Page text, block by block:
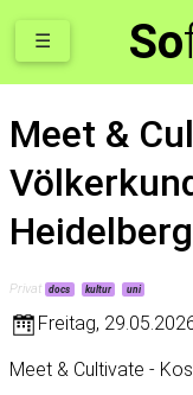
So
☰
Meet &
Heidelberg
Privat docs kultur uni
Freitag,
Meet & Cultivate -